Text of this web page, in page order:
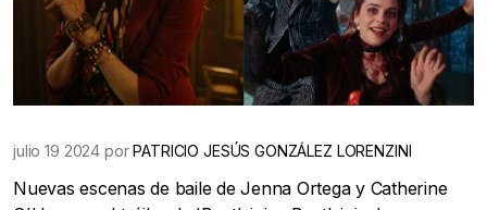
julio 19 2024 porPATRICIO JESÚS GONZÁLEZ LORENZINI
Nuevas escenas de baile de Jenna Ortega y Catherine